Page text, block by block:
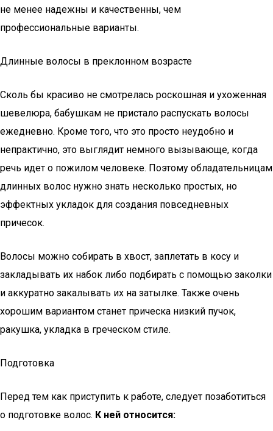
не менее надежны и качественны, чем
профессиональные варианты.
Длинные волосы в преклонном возрасте
Сколь бы красиво не смотрелась роскошная и ухоженная
шевелюра, бабушкам не пристало распускать волосы
ежедневно. Кроме того, что это просто неудобно и
непрактично, это выглядит немного вызывающе, когда
речь идет о пожилом человеке. Поэтому обладательницам
длинных волос нужно знать несколько простых, но
эффектных укладок для создания повседневных
причесок.
Волосы можно собирать в хвост, заплетать в косу и
закладывать их набок либо подбирать с помощью заколки
и аккуратно закалывать их на затылке. Также очень
хорошим вариантом станет прическа низкий пучок,
ракушка, укладка в греческом стиле.
Подготовка
Перед тем как приступить к работе, следует позаботиться
о подготовке волос. К ней относится: